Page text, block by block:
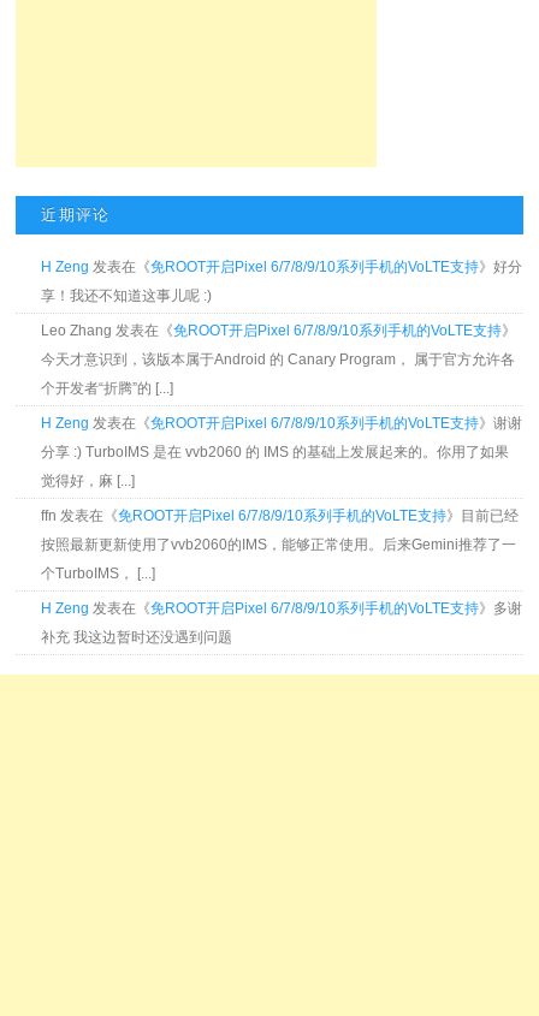
近期评论
H Zeng 发表在《免ROOT开启Pixel 6/7/8/9/10系列手机的VoLTE支持》好分
享！我还不知道这事儿呢 :)
Leo Zhang 发表在《免ROOT开启Pixel 6/7/8/9/10系列手机的VoLTE支持》
今天才意识到，该版本属于Android 的 Canary Program， 属于官方允许各
个开发者“折腾”的 [...]
H Zeng 发表在《免ROOT开启Pixel 6/7/8/9/10系列手机的VoLTE支持》谢谢
分享 :) TurboIMS 是在 vvb2060 的 IMS 的基础上发展起来的。你用了如果
觉得好，麻 [...]
ffn 发表在《免ROOT开启Pixel 6/7/8/9/10系列手机的VoLTE支持》目前已经
按照最新更新使用了vvb2060的IMS，能够正常使用。后来Gemini推荐了一
个TurboIMS， [...]
H Zeng 发表在《免ROOT开启Pixel 6/7/8/9/10系列手机的VoLTE支持》多谢
补充 我这边暂时还没遇到问题